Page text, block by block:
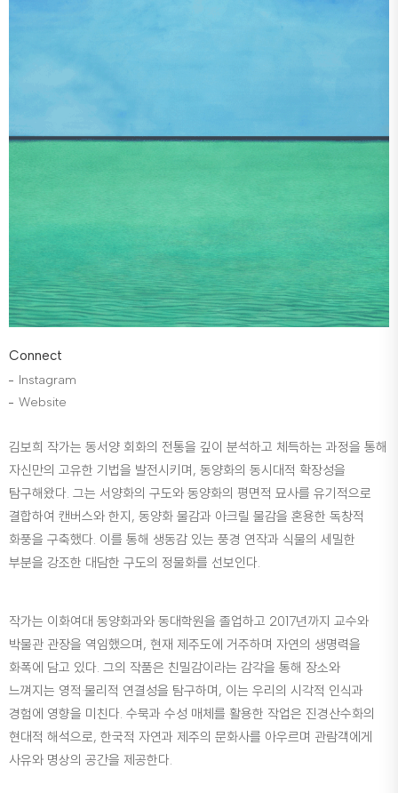
Connect
Instagram
Website
김보희 작가는 동서양 회화의 전통을 깊이 분석하고 체득하는 과정을 통해
자신만의 고유한 기법을 발전시키며, 동양화의 동시대적 확장성을
탐구해왔다. 그는 서양화의 구도와 동양화의 평면적 묘사를 유기적으로
결합하여 캔버스와 한지, 동양화 물감과 아크릴 물감을 혼용한 독창적
화풍을 구축했다. 이를 통해 생동감 있는 풍경 연작과 식물의 세밀한
부분을 강조한 대담한 구도의 정물화를 선보인다.
작가는 이화여대 동양화과와 동대학원을 졸업하고 2017년까지 교수와
박물관 관장을 역임했으며, 현재 제주도에 거주하며 자연의 생명력을
화폭에 담고 있다. 그의 작품은 친밀감이라는 감각을 통해 장소와
느껴지는 영적·물리적 연결성을 탐구하며, 이는 우리의 시각적 인식과
경험에 영향을 미친다. 수묵과 수성 매체를 활용한 작업은 진경산수화의
현대적 해석으로, 한국적 자연과 제주의 문화사를 아우르며 관람객에게
사유와 명상의 공간을 제공한다.